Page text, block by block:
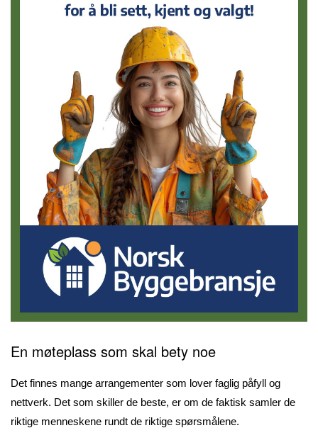
En møteplass som skal bety noe
Det finnes mange arrangementer som lover faglig påfyll og
nettverk. Det som skiller de beste, er om de faktisk samler de
riktige menneskene rundt de riktige spørsmålene.